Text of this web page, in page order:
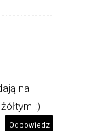
na
:)
Odpowiedz